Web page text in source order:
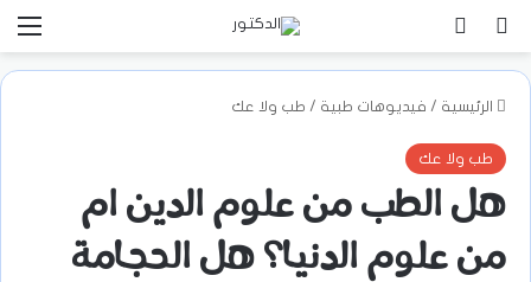
بحث عن
الرئيسية / فيديوهات طبية / طب ولا عك
طب ولا عك
هل الطب من علوم الدين ام
من علوم الدنيا؟ هل الحجامة